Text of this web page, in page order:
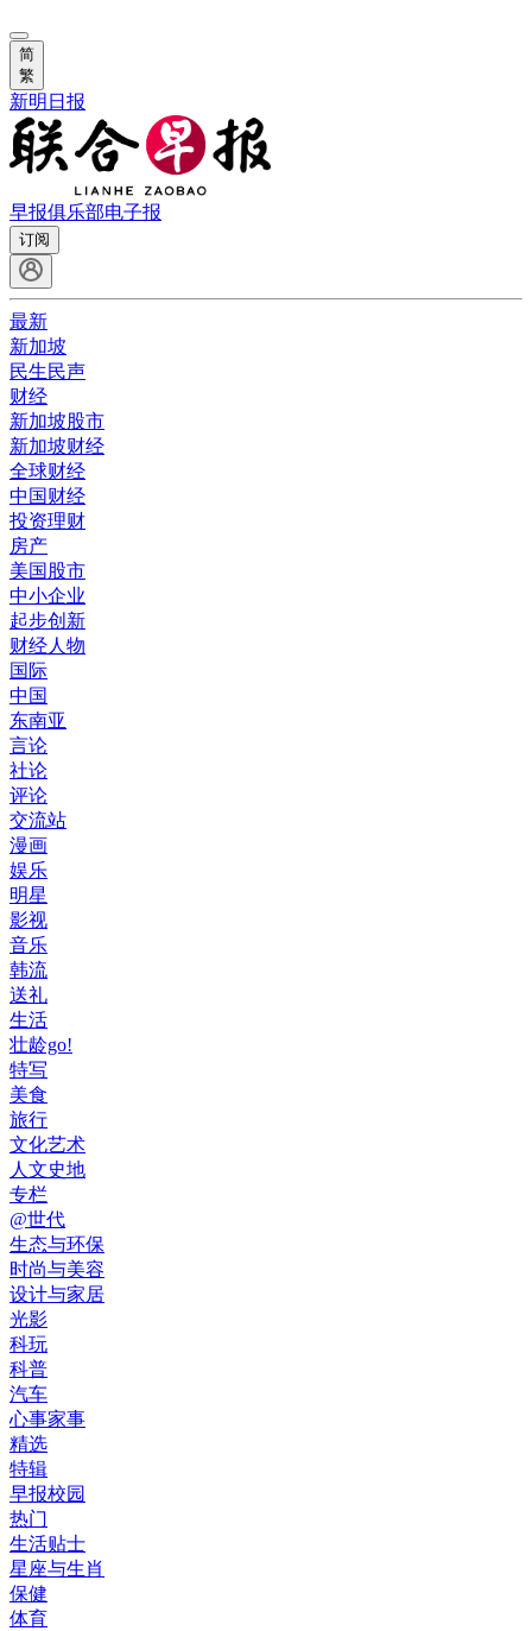
简
繁
新明日报
早报俱乐部电子报
订阅
最新
新加坡
民生民声
财经
新加坡股市
新加坡财经
全球财经
中国财经
投资理财
房产
美国股市
中小企业
起步创新
财经人物
国际
中国
东南亚
言论
社论
评论
交流站
漫画
娱乐
明星
影视
音乐
韩流
送礼
生活
壮龄go!
特写
美食
旅行
文化艺术
人文史地
专栏
@世代
生态与环保
时尚与美容
设计与家居
光影
科玩
科普
汽车
心事家事
精选
特辑
早报校园
热门
生活贴士
星座与生肖
保健
体育